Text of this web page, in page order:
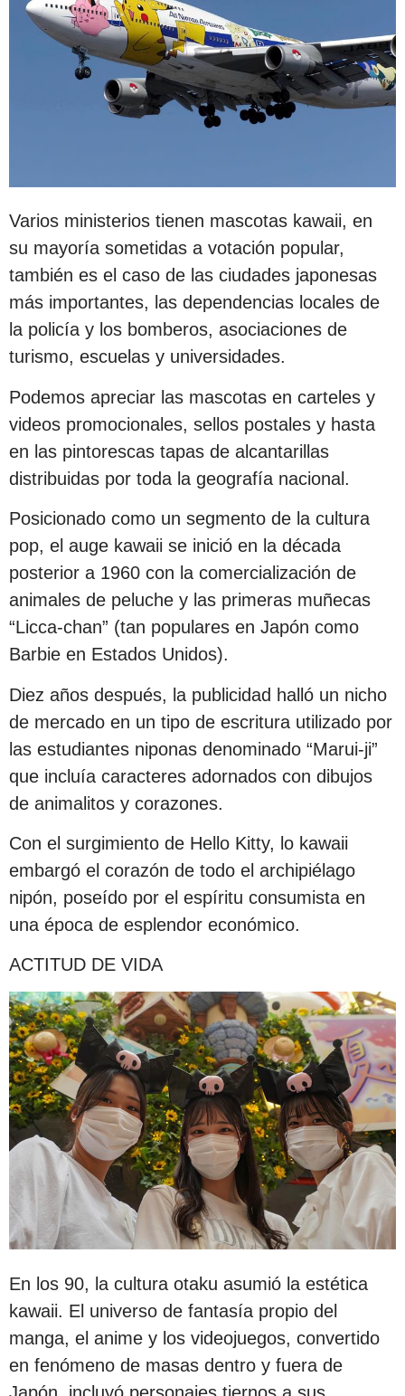
Varios ministerios tienen mascotas kawaii, en
su mayoría sometidas a votación popular,
también es el caso de las ciudades japonesas
más importantes, las dependencias locales de
la policía y los bomberos, asociaciones de
turismo, escuelas y universidades.
Podemos apreciar las mascotas en carteles y
videos promocionales, sellos postales y hasta
en las pintorescas tapas de alcantarillas
distribuidas por toda la geografía nacional.
Posicionado como un segmento de la cultura
pop, el auge kawaii se inició en la década
posterior a 1960 con la comercialización de
animales de peluche y las primeras muñecas
“Licca-chan” (tan populares en Japón como
Barbie en Estados Unidos).
Diez años después, la publicidad halló un nicho
de mercado en un tipo de escritura utilizado por
las estudiantes niponas denominado “Marui-ji”
que incluía caracteres adornados con dibujos
de animalitos y corazones.
Con el surgimiento de Hello Kitty, lo kawaii
embargó el corazón de todo el archipiélago
nipón, poseído por el espíritu consumista en
una época de esplendor económico.
ACTITUD DE VIDA
En los 90, la cultura otaku asumió la estética
kawaii. El universo de fantasía propio del
manga, el anime y los videojuegos, convertido
en fenómeno de masas dentro y fuera de
Japón, incluyó personajes tiernos a sus